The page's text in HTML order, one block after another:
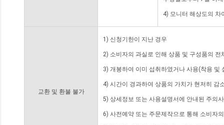
4) 모니터 해상도의 차
교환 및 환불 불가
1) 신청기한이 지난 경우
2) 소비자의 과실로 인해 상품 및 구성품의
3) 개봉하여 이미 섭취하였거나 사용(착용 및
4) 시간이 경과하여 상품의 가치가 현저히 감
5) 상세정보 또는 사용설명서에 안내된 주의
6) 사전예약 또는 주문제작으로 통해 소비자